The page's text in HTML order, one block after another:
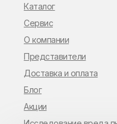
Каталог
Сервис
О компании
Представители
Доставка и оплата
Блог
Акции